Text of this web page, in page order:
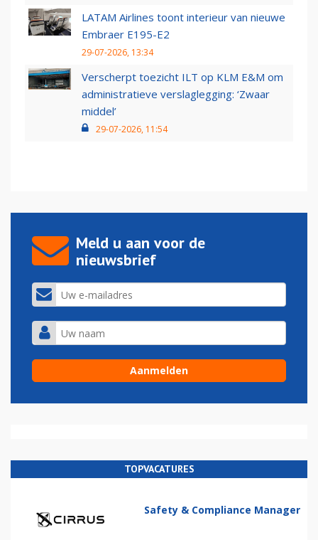
LATAM Airlines toont interieur van nieuwe
Embraer E195-E2
29-07-2026, 13:34
Verscherpt toezicht ILT op KLM E&M om
administratieve verslaglegging: ‘Zwaar
middel’
29-07-2026, 11:54
Meld u aan voor de
nieuwsbrief
TOPVACATURES
Safety & Compliance Manager